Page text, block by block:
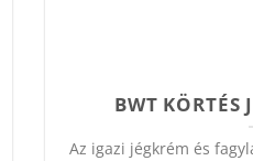
BWT KÖRTÉS
Az igazi jégkrém és